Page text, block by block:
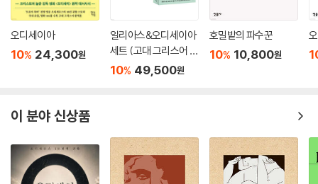
오디세이아
10% 24,300원
일리아스&오디세이아
세트 (고대 그리스어 완
역본)
10% 49,500원
호밀밭의 파수꾼
10% 10,800원
이 분야 신상품